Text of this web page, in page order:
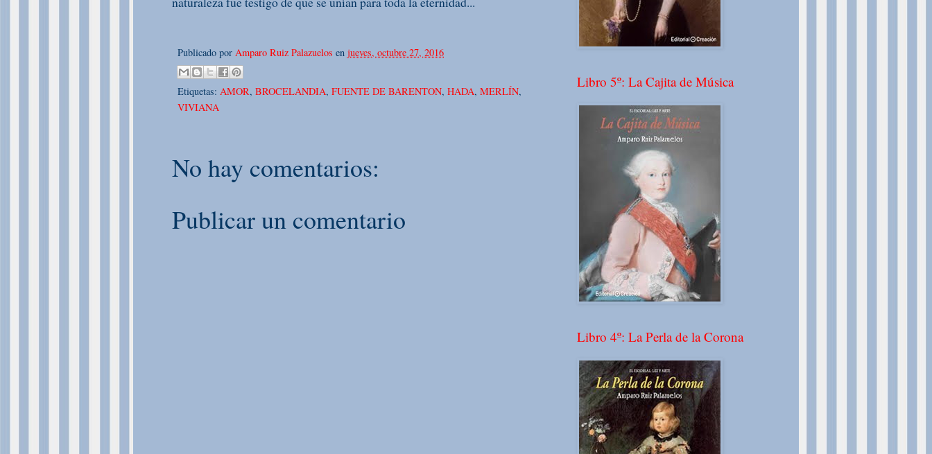
Publicado por Amparo Ruiz Palazuelos en jueves, octubre 27, 2016
Etiquetas: AMOR, BROCELANDIA, FUENTE DE BARENTON, HADA, MERLÍN,
VIVIANA
No hay comentarios:
Publicar un comentario
Libro 5º: La Cajita de Música
Libro 4º: La Perla de la Corona